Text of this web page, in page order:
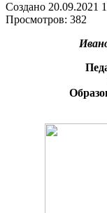
Создано 20.09.2021
Просмотров: 382